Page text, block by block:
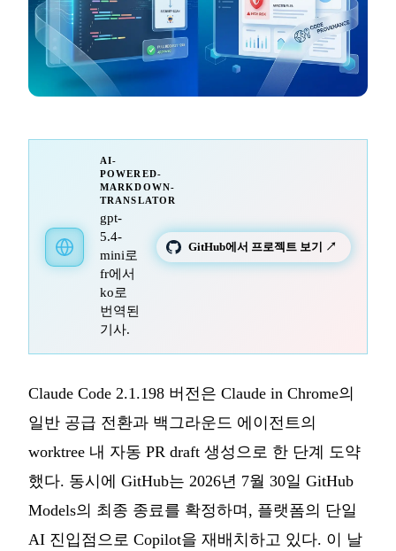
AI-
POWERED-
MARKDOWN-
TRANSLATOR
gpt-
5.4-
mini로
fr에서
ko로
번역된
기사.
GitHub에서 프로젝트 보기 ↗
Claude Code 2.1.198 버전은 Claude in Chrome의
일반 공급 전환과 백그라운드 에이전트의
worktree 내 자동 PR draft 생성으로 한 단계 도약
했다. 동시에 GitHub는 2026년 7월 30일 GitHub
Models의 최종 종료를 확정하며, 플랫폼의 단일
AI 진입점으로 Copilot을 재배치하고 있다. 이 날